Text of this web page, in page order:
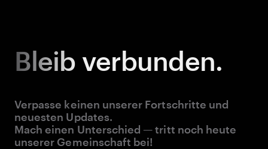
Bleib verbunden.
Verpasse keinen unserer Fortschritte und
neuesten Updates.
Mach einen Unterschied — tritt noch heute
unserer Gemeinschaft bei!